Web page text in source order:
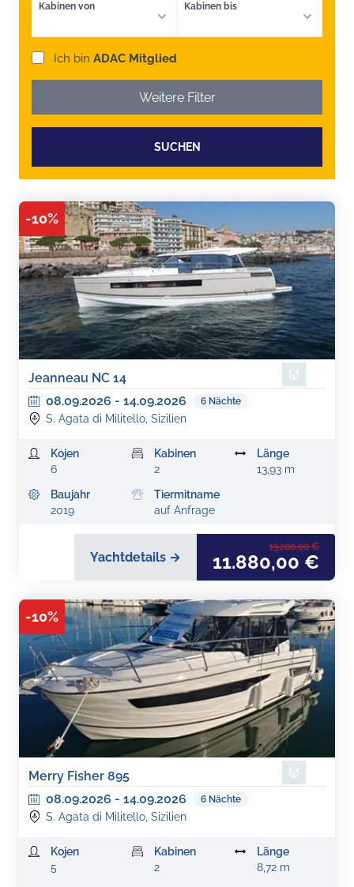
Kabinen von Kabinen bis
Ich bin ADAC Mitglied
Weitere Filter
SUCHEN
-10%
Jeanneau NC 14
08.09.2026 - 14.09.2026 6 Nächte
S. Agata di Militello, Sizilien
Kojen
6
Kabinen
2
Länge
13,93 m
Baujahr
2019
Tiermitname
auf Anfrage
Yachtdetails →
13.200,00 €
11.880,00 €
-10%
Merry Fisher 895
08.09.2026 - 14.09.2026 6 Nächte
S. Agata di Militello, Sizilien
Kojen
5
Kabinen
2
Länge
8,72 m